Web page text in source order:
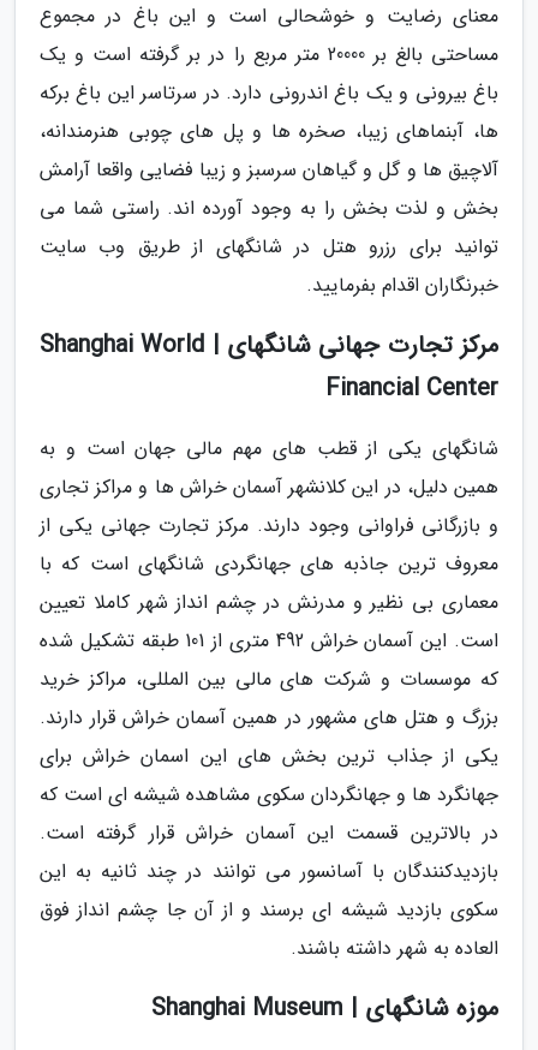
معنای رضایت و خوشحالی است و این باغ در مجموع
مساحتی بالغ بر 20000 متر مربع را در بر گرفته است و یک
باغ بیرونی و یک باغ اندرونی دارد. در سرتاسر این باغ برکه
ها، آبنماهای زیبا، صخره ها و پل های چوبی هنرمندانه،
آلاچیق ها و گل و گیاهان سرسبز و زیبا فضایی واقعا آرامش
بخش و لذت بخش را به وجود آورده اند. راستی شما می
توانید برای رزرو هتل در شانگهای از طریق وب سایت
خبرنگاران اقدام بفرمایید.
مرکز تجارت جهانی شانگهای | Shanghai World
Financial Center
شانگهای یکی از قطب های مهم مالی جهان است و به
همین دلیل، در این کلانشهر آسمان خراش ها و مراکز تجاری
و بازرگانی فراوانی وجود دارند. مرکز تجارت جهانی یکی از
معروف ترین جاذبه های جهانگردی شانگهای است که با
معماری بی نظیر و مدرنش در چشم انداز شهر کاملا تعیین
است. این آسمان خراش 492 متری از 101 طبقه تشکیل شده
که موسسات و شرکت های مالی بین المللی، مراکز خرید
بزرگ و هتل های مشهور در همین آسمان خراش قرار دارند.
یکی از جذاب ترین بخش های این اسمان خراش برای
جهانگرد ها و جهانگردان سکوی مشاهده شیشه ای است که
در بالاترین قسمت این آسمان خراش قرار گرفته است.
بازدیدکنندگان با آسانسور می توانند در چند ثانیه به این
سکوی بازدید شیشه ای برسند و از آن جا چشم انداز فوق
العاده به شهر داشته باشند.
موزه شانگهای | Shanghai Museum